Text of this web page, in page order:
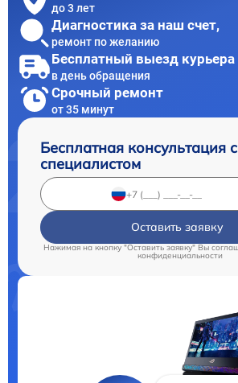
до 3 лет
Диагностика за наш счет,
ремонт по желанию
Бесплатный выезд курьера
в день обращения
Срочный ремонт
от 35 минут
Бесплатная консультация
специалистом
Оставить заявку
Нажимая на кнопку "Оставить заявку" Вы
конфиденциальности